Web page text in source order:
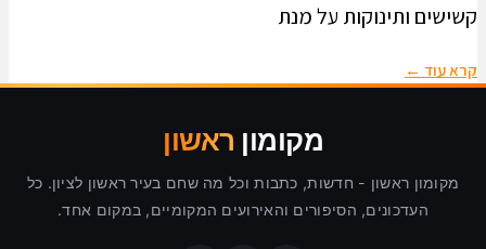
קשישים ותינוקות על מנת
קרא עוד ←
מקומון ראשון
מקומון ראשון - חדשות, כתבות וכל מה שחם בעיר ראשון לציון. כל
העדכונים, הסיפורים והאירועים המקומיים, במקום אחד.